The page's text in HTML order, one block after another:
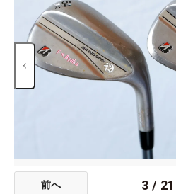
前へ 3 / 21